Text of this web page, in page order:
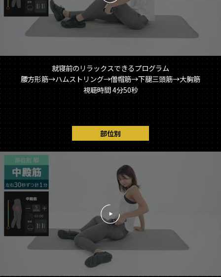
就寝前のリラックスできるプログラム
腰方形筋→ハムストリング→僧帽筋→下腿三頭筋→大胸筋
視聴時間 4分50秒
部位別
再
生
す
る